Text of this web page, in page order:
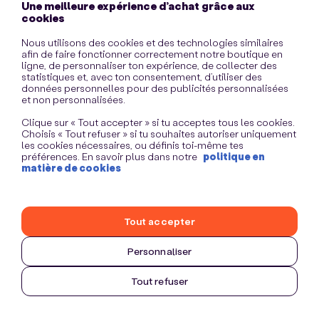
Une meilleure expérience d’achat grâce aux
cookies
Nous utilisons des cookies et des technologies similaires
afin de faire fonctionner correctement notre boutique en
ligne, de personnaliser ton expérience, de collecter des
statistiques et, avec ton consentement, d’utiliser des
données personnelles pour des publicités personnalisées
et non personnalisées.
Clique sur « Tout accepter » si tu acceptes tous les cookies.
Choisis « Tout refuser » si tu souhaites autoriser uniquement
les cookies nécessaires, ou définis toi-même tes
préférences. En savoir plus dans notre politique en
matière de cookies
Personnaliser
Tout refuser
Tout accepter